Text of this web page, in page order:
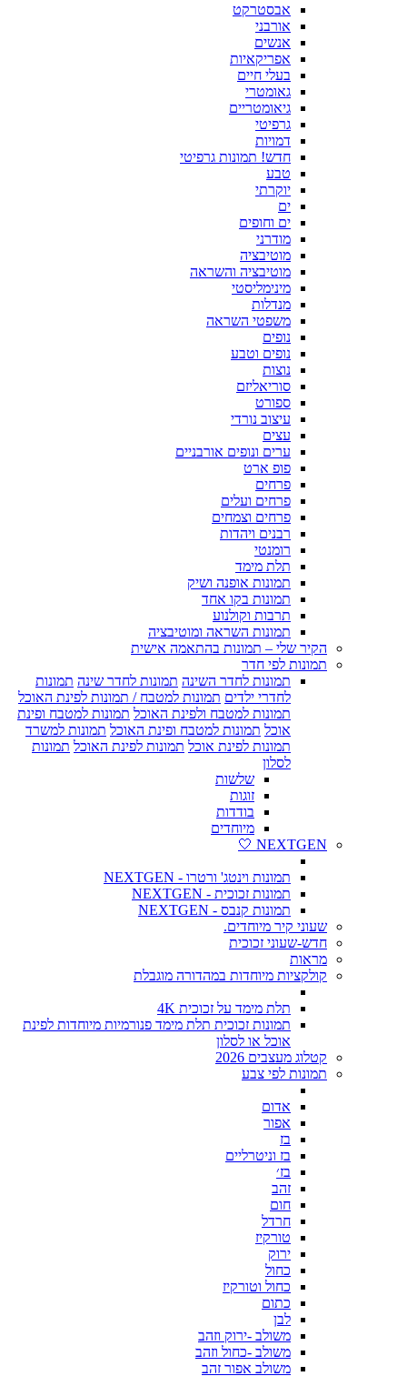
אבסטרקט
אורבני
אנשים
אפריקאיות
בעלי חיים
גאומטרי
גיאומטריים
גרפיטי
דמויות
חדש! תמונות גרפיטי
טבע
יוקרתי
ים
ים וחופים
מודרני
מוטיבציה
מוטיבציה והשראה
מינימליסטי
מנדלות
משפטי השראה
נופים
נופים וטבע
נוצות
סוריאליזם
ספורט
עיצוב נורדי
עצים
ערים ונופים אורבניים
פופ ארט
פרחים
פרחים ועלים
פרחים וצמחים
רבנים ויהדות
רומנטי
תלת מימד
תמונות אופנה ושיק
תמונות בקו אחד
תרבות וקולנוע
תמונות השראה ומוטיבציה
הקיר שלי – תמונות בהתאמה אישית
תמונות לפי חדר
תמונות לחדר השינה תמונות לחדר שינה תמונות
לחדרי ילדים תמונות למטבח / תמונות לפינת האוכל
תמונות למטבח ולפינת האוכל תמונות למטבח ופינת
אוכל תמונות למטבח ופינת האוכל תמונות למשרד
תמונות לפינת אוכל תמונות לפינת האוכל תמונות
לסלון
שלשות
זוגות
בודדות
מיוחדים
NEXTGEN 🤍
תמונות וינטג' ורטרו - NEXTGEN
תמונות זכוכית - NEXTGEN
תמונות קנבס - NEXTGEN
שעוני קיר מיוחדים.
חדש-שעוני זכוכית
מראות
קולקציות מיוחדות במהדורה מוגבלת
תלת מימד על זכוכית 4K
תמונות זכוכית תלת מימד פנורמיות מיוחדות לפינת
אוכל או לסלון
קטלוג מעצבים 2026
תמונות לפי צבע
אדום
אפור
בז
בז וניטרליים
בז׳
זהב
חום
חרדל
טורקיז
ירוק
כחול
כחול וטורקיז
כתום
לבן
משולב -ירוק וזהב
משולב -כחול וזהב
משולב אפור זהב